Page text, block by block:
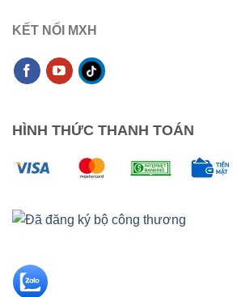
KẾT NỐI MXH
HÌNH THỨC THANH TOÁN